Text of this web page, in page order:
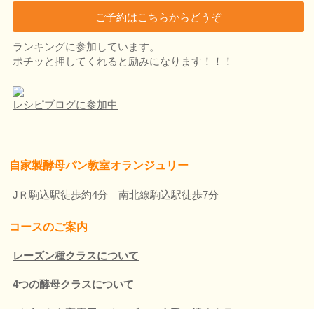
ご予約はこちらからどうぞ
ランキングに参加しています。
ポチッと押してくれると励みになります！！！
レシピブログに参加中
自家製酵母パン教室オラ ンジュ リー
JＲ駒込駅徒歩約4分 南北線駒込駅徒歩7分
コースのご案内
レーズン種クラスについて
4つの酵母クラスについて